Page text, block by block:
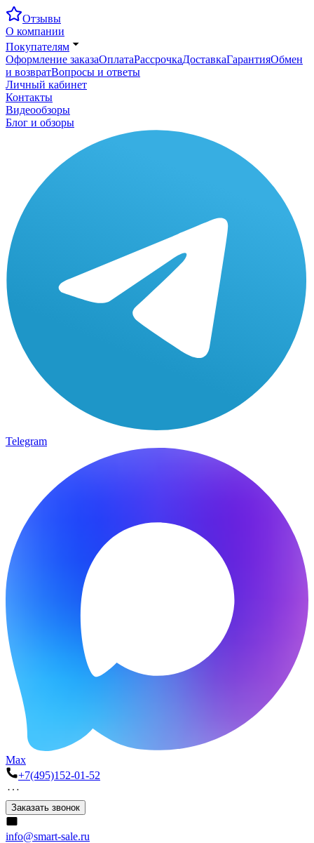
Отзывы
О компании
Покупателям
Оформление заказаОплатаРассрочкаДоставкаГарантияОбмен
и возвратВопросы и ответы
Личный кабинет
Контакты
Видеообзоры
Блог и обзоры
Telegram
Max
+7(495)152-01-52
Заказать звонок
info@smart-sale.ru